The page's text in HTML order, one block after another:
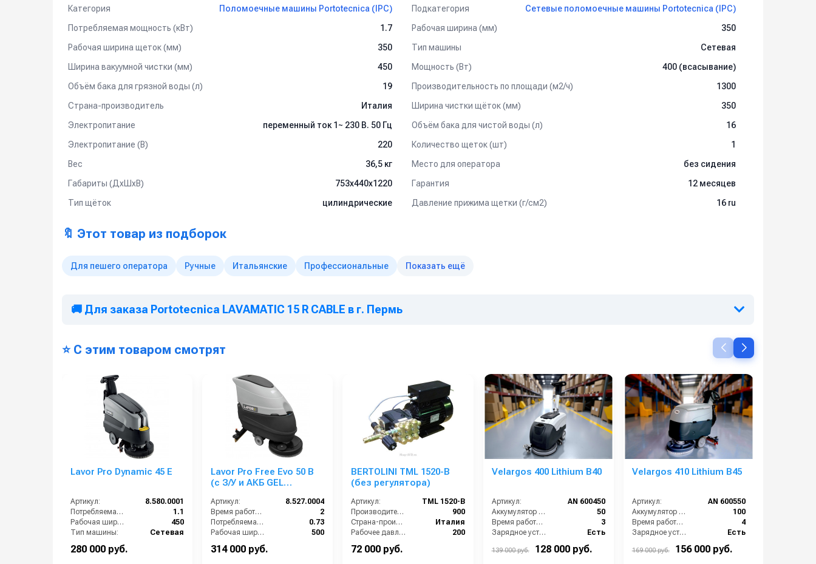
Категория
Поломоечные машины Portotecnica (IPC) Подкатегория
Сетевые поломоечные машины Portotecnica (IPC)
Потребляемая мощность (кВт)
1.7 Рабочая ширина (мм)
350
Рабочая ширина щеток (мм)
350 Тип машины
Сетевая
Ширина вакуумной чистки (мм)
450 Мощность (Вт)
400 (всасывание)
Объём бака для грязной воды (л)
19 Производительность по площади (м2/ч)
1300
Страна-производитель
Италия Ширина чистки щёток (мм)
350
Электропитание
переменный ток 1~ 230 В. 50 Гц Объём бака для чистой воды (л)
16
Электропитание (В)
220 Количество щеток (шт)
1
Вес
36,5 кг Место для оператора
без сидения
Габариты (ДхШхВ)
753х440х1220 Гарантия
12 месяцев
Тип щёток
цилиндрические Давление прижима щетки (г/см2) 16 ru
🔖 Этот товар из подборок
Для пешего оператора Ручные Итальянские Профессиональные Показать ещё
🚚 Для заказа Portotecnica LAVAMATIC 15 R CABLE в г. Пермь
⭐ С этим товаром смотрят
Lavor Pro Dynamic 45 E
Артикул:
8.580.0001
Потребляемая мощность (кВт):
1.1
Рабочая ширина щеток (мм):
450
Тип машины:
Сетевая
Уровень шума (дБ):
Ширина всасывающей балки (мм):
280 000 руб.
Lavor Pro Free Evo 50 B
(с З/У и АКБ GEL
Артикул:
8.527.0004
Время работы (ч):
2
Потребляемая мощность (кВт):
0.73
Рабочая ширина щеток (мм):
500
Уровень шума (дБ):
314 000 руб.
BERTOLINI TML 1520-B
(без регулятора)
Артикул:
TML 1520-B
Производительность (л/ч):
900
Страна-производитель:
Италия
Рабочее давление (бар):
200
Мощность (кВт):
Электропитание (В):
72 000 руб.
Velargos 400 Lithium B40
Артикул:
AN 600450
Аккумулятор АКБ (В/А·ч):
50
Время работы (ч):
3
Зарядное устройство:
Есть
1700
Рабочая ширина (мм):
139 000 руб. 128 000 руб.
Velargos 410 Lithium B45
Артикул:
AN 600550
Аккумулятор АКБ (В/А·ч):
100
Время работы (ч):
4
Зарядное устройство:
Есть
1900
Рабочая ширина (мм):
169 000 руб. 156 000 руб.